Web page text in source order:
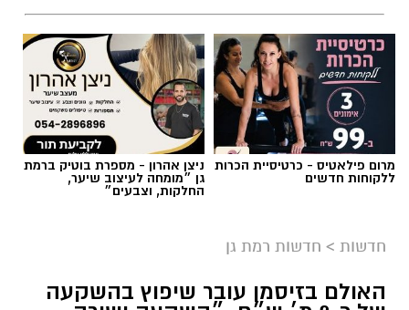
מרום פילאטיס - כרטיסיית הכרות
ללקוחות חדשים
ניצן אהרון - מספרת בוטיק ברמת
גן ״מומחה לעיצוב שיער,
החלקות, וצבעים״
חדשות > חדשות רמת גן
האולם בזיסמן עובר שיפוץ בהשקעה